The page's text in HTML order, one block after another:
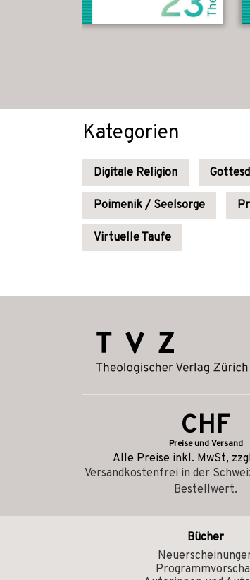
Kategorien
Digitale Religion
Poimenik / Seelsorge
Virtuelle Taufe
CHF
Preise und Versand
Alle Preise inkl. MwSt,
Versandkostenfrei in der
Bestellwert.
Bücher